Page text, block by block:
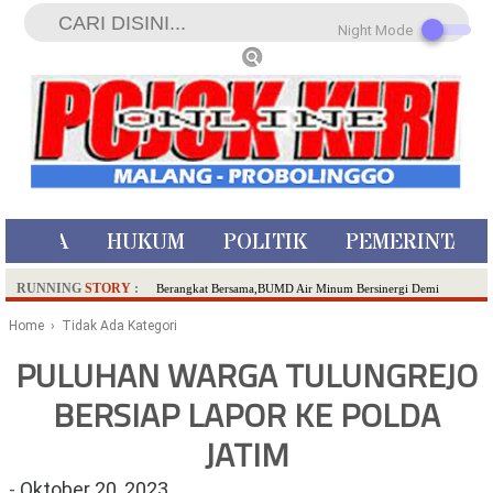
HUKUM POLITIK
RUNNING STORY : Berangkat Bersama,BUMD Air Minum Bersinergi Demi
Ditangkap di Kediri,Satu Buron
Literasi Melalui LASKAR JODA, Usung Filosofi Gelar Sehelai
Ambulance Dari Berbagai Daerah Padati Kota Wisata Batu
Home › Tidak Ada Kategori
PULUHAN WARGA TULUNGREJO
BERSIAP LAPOR KE POLDA
JATIM
Night Mode